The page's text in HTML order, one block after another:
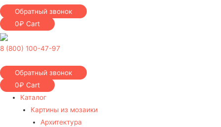
Обратный звонок
0₽ Cart
8 (800) 100-47-97
Обратный звонок
0₽ Cart
Каталог
Картины из мозаики
Архитектура